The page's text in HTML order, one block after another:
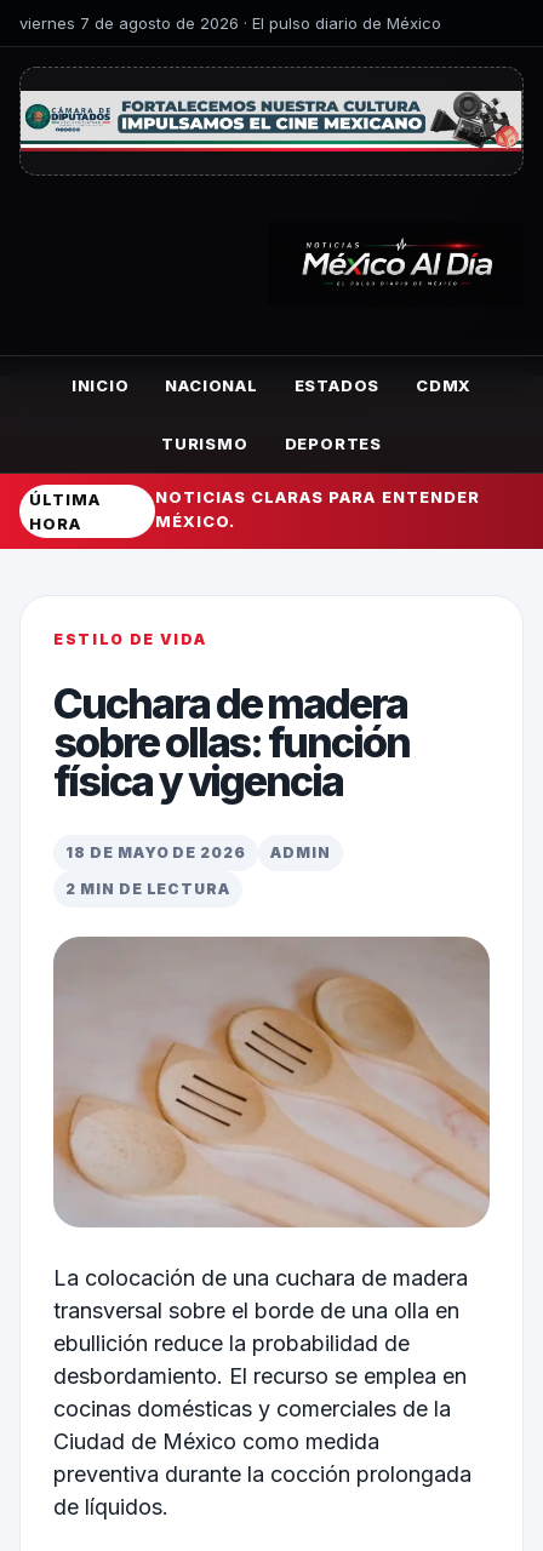
viernes 7 de agosto de 2026 · El pulso diario de México
INICIO NACIONAL ESTADOS CDMX
TURISMO DEPORTES
ÚLTIMA
HORA
NOTICIAS CLARAS PARA ENTENDER
MÉXICO.
ESTILO DE VIDA
Cuchara de madera
sobre ollas: función
física y vigencia
18 DE MAYO DE 2026
ADMIN
2 MIN DE LECTURA
La colocación de una cuchara de madera
transversal sobre el borde de una olla en
ebullición reduce la probabilidad de
desbordamiento. El recurso se emplea en
cocinas domésticas y comerciales de la
Ciudad de México como medida
preventiva durante la cocción prolongada
de líquidos.